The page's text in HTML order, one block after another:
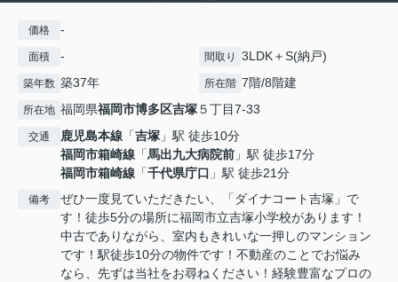
価格 -
面積 - 間取り 3LDK＋S(納戸)
築年数 築37年 所在階 7階/8階建
所在地 福岡県福岡市博多区吉塚５丁目7-33
交通 鹿児島本線 「吉塚 」駅 徒歩10分
福岡市箱崎線 「馬出九大病院前 」駅 徒歩17分
福岡市箱崎線 「千代県庁口 」駅 徒歩21分
備考
ぜひ一度見ていただきたい、「ダイナコート吉塚」で
す！徒歩5分の場所に福岡市立吉塚小学校があります！
中古でありながら、室内もきれいな一押しのマンション
です！駅徒歩10分の物件です！不動産のことでお悩み
なら、先ずは当社をお尋ねください！経験豊富なプロの